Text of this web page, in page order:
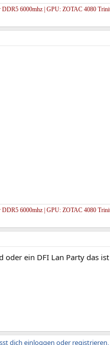
6000mhz | GPU: ZOTAC 4080
6000mhz | GPU: ZOTAC 4080
ein DFI Lan Party das
dich einloggen oder